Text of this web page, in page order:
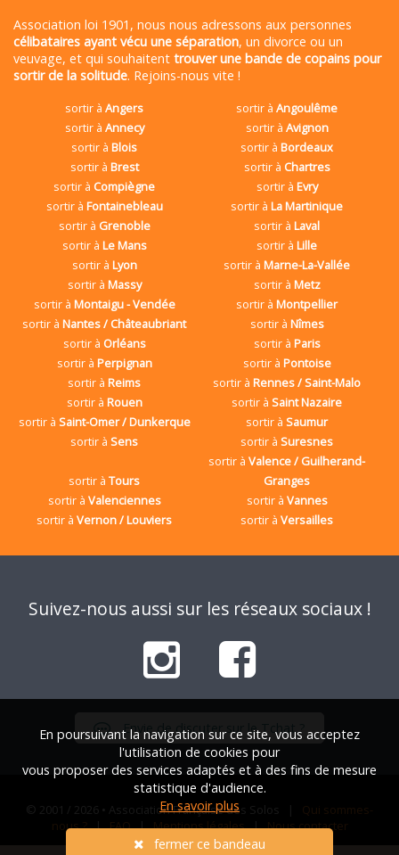
Association loi 1901, nous nous adressons aux personnes
célibataires ayant vécu une séparation, un divorce ou un
veuvage, et qui souhaitent trouver une bande de copains pour
sortir de la solitude. Rejoins-nous vite !
sortir àAngers sortir àAngoulême
sortir à Annecy sortir à Avignon
sortir àBlois sortir àBordeaux
sortir à Brest sortir à Chartres
sortir à Compiègne sortir à Evry
sortir à Fontainebleau sortir àLa Martinique
sortir à Grenoble sortir àLaval
sortir à Le Mans sortir àLille
sortir à Lyon sortir àMarne-La-Vallée
sortir à Massy sortir à Metz
sortir à Montaigu - Vendée sortir àMontpellier
sortir àNantes / Châteaubriant sortir à Nîmes
sortir à Orléans sortir à Paris
sortir à Perpignan sortir à Pontoise
sortir àReims sortir àRennes / Saint-Malo
sortir à Rouen sortir àSaint Nazaire
sortir à Saint-Omer / Dunkerque sortir àSaumur
sortir àSens sortir àSuresnes
sortir àTours
sortir àValence / Guilherand-
Granges
sortir à Valenciennes sortir à Vannes
sortir àVernon / Louviers sortir àVersailles
Suivez-nous aussi sur les réseaux sociaux !
Envie de discuter sur le Tchat ?
© 2001 / 2026 • Association Française des Solos | Qui sommes-
nous ?|FAQ|Mentions légales|Nous contacter
En poursuivant la navigation sur ce site, vous acceptez
l'utilisation de cookies pour
vous proposer des services adaptés et à des fins de mesure
statistique d'audience.
En savoir plus
fermer ce bandeau